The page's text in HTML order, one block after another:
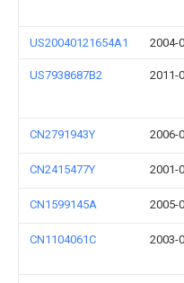
US20040121654A1 2004-
US7938687B2 2011-
CN2791943Y 2006-
CN2415477Y 2001-
CN1599145A 2005-
CN1104061C 2003-